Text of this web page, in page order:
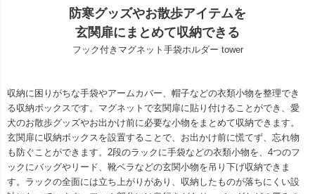
防寒グッズやお散歩アイテムを
玄関扉にまとめて収納できる
フック付きマグネット手袋ホルダー tower
収納に困りがちな手袋やアームカバー、帽子などの衣類小物を整理でき
る収納ボックスです。マグネットで玄関扉に貼り付けることができ、愛
犬のお散歩グッズやお出かけ前に必要な小物をまとめて収納できます。
玄関扉に収納ボックスを設置することで、お出かけ前に慌てず、忘れ物
も防ぐことができます。2段のラックに手袋などの衣類小物を、4つのフ
ックにバッグやリード、靴ベラなどの玄関小物を吊り下げ収納できま
す。ラックの全面には立ち上がりがあり、収納したものが落ちにくい設